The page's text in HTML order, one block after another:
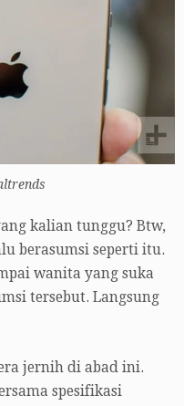
kalian tunggu? Btw,
berasumsi seperti itu.
wanita yang suka
tersebut. Langsung
jernih di abad ini.
spesifikasi